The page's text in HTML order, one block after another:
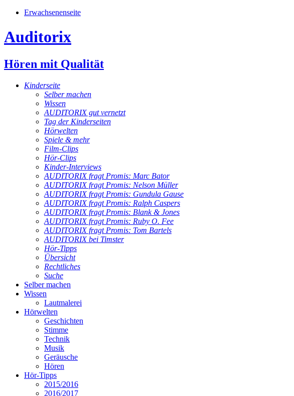
Erwachsenenseite
Auditorix
Hören mit Qualität
Kinderseite
Selber machen
Wissen
AUDITORIX gut vernetzt
Tag der Kinderseiten
Hörwelten
Spiele & mehr
Film-Clips
Hör-Clips
Kinder-Interviews
AUDITORIX fragt Promis: Marc Bator
AUDITORIX fragt Promis: Nelson Müller
AUDITORIX fragt Promis: Gundula Gause
AUDITORIX fragt Promis: Ralph Caspers
AUDITORIX fragt Promis: Blank & Jones
AUDITORIX fragt Promis: Ruby O. Fee
AUDITORIX fragt Promis: Tom Bartels
AUDITORIX bei Timster
Hör-Tipps
Übersicht
Rechtliches
Suche
Selber machen
Wissen
Lautmalerei
Hörwelten
Geschichten
Stimme
Technik
Musik
Geräusche
Hören
Hör-Tipps
2015/2016
2016/2017